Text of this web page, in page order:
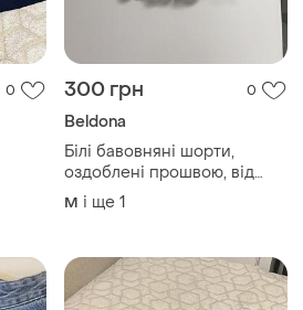
0 300 грн 0
Beldona
Білі бавовняні шорти,
оздоблені прошвою, від
beldona🤍🤍
M і ще 1